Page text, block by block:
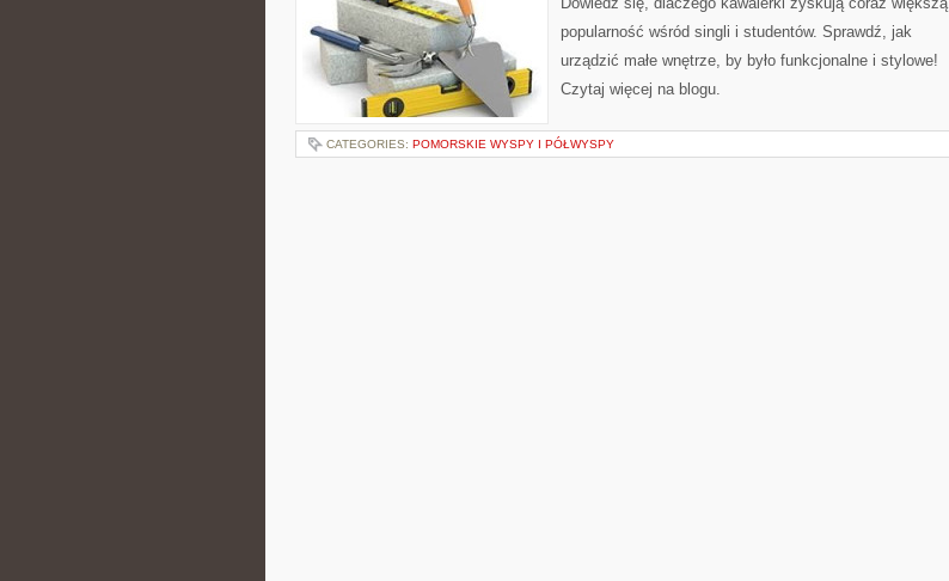
popularność wśród singli i studentów. Sprawdź, jak
urządzić małe wnętrze, by było funkcjonalne i stylowe!
Czytaj więcej na blogu.
CATEGORIES: POMORSKIE WYSPY I PÓŁWYSPY